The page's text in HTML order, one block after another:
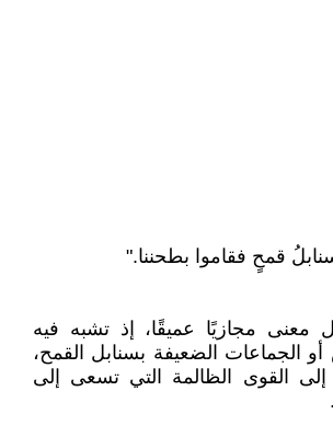
قمحٍ فقاموا بطحننا."
معنى مجازيًا عميقًا، إذ تشبه فيه
الجماعات الضعيفة بسنابل القمح،
إلى القوى الظالمة التي تسعى إلى